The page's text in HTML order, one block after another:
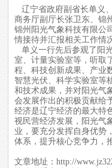
辽宁省政府副省长单义
商务厅副厅长张卫东、锦
锦州阳光气象科技有限公
情接待并汇报相关工作情
单义一行先后参观了 阳
室、计量实验室等，听取
程、科技创新成果、产业
智慧光伏、科学实验室等
和技术成果，并对阳光气
会发展作出的积极贡献给
经济是辽宁经济的最大特
视民营经济发展，阳光气
业，要充分发挥自身优势
体系，提升核心竞争力，
文章地址：http://